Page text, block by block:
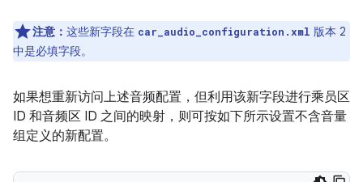
注意： 这些新字段在 car_audio_configuration.xml 版本 2
中是必填字段。
如果想重新访问上述音频配置，但利用该新字段进行乘员区
ID 和音频区 ID 之间的映射，则可按如下所示设置不含音量
组定义的新配置。